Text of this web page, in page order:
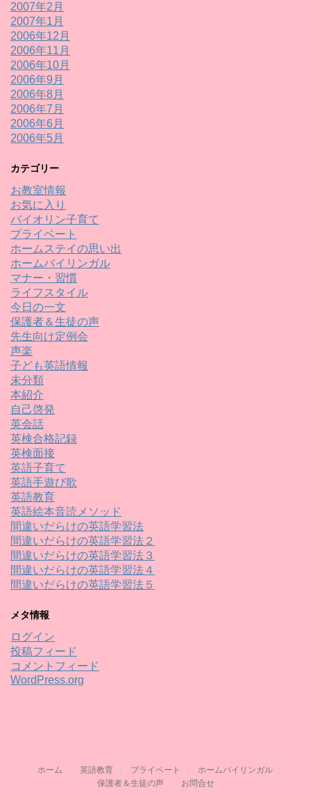
2007年2月
2007年1月
2006年12月
2006年11月
2006年10月
2006年9月
2006年8月
2006年7月
2006年6月
2006年5月
カテゴリー
お教室情報
お気に入り
バイオリン子育て
プライベート
ホームステイの思い出
ホームバイリンガル
マナー・習慣
ライフスタイル
今日の一文
保護者＆生徒の声
先生向け定例会
声楽
子ども英語情報
未分類
本紹介
自己啓発
英会話
英検合格記録
英検面接
英語子育て
英語手遊び歌
英語教育
英語絵本音読メソッド
間違いだらけの英語学習法
間違いだらけの英語学習法２
間違いだらけの英語学習法３
間違いだらけの英語学習法４
間違いだらけの英語学習法５
メタ情報
ログイン
投稿フィード
コメントフィード
WordPress.org
ホーム 英語教育 プライベート
ホームバイリンガル
保護者＆生徒の声
お問合せ